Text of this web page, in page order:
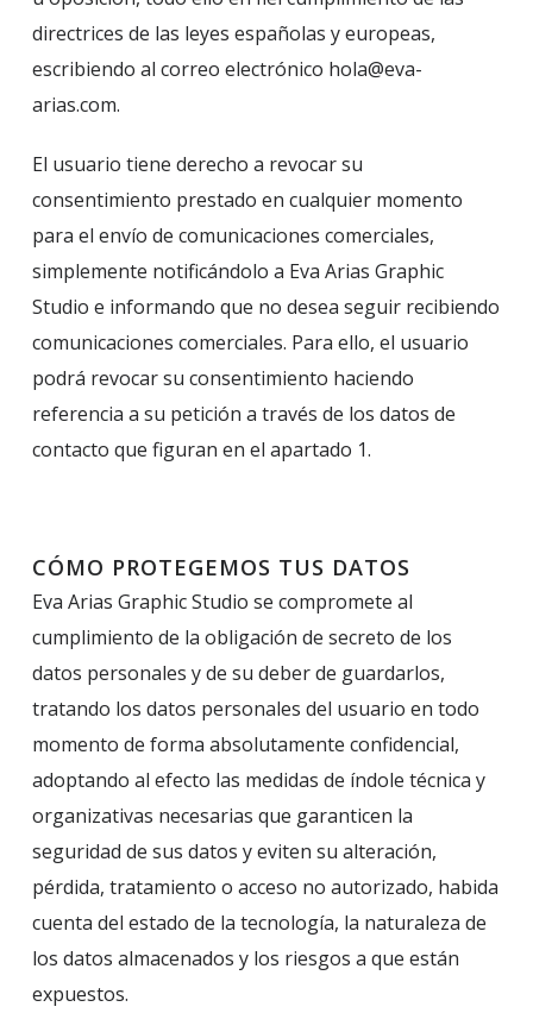
directrices de las leyes españolas y europeas,
escribiendo al correo electrónico hola@eva-
arias.com.
El usuario tiene derecho a revocar su
consentimiento prestado en cualquier momento
para el envío de comunicaciones comerciales,
simplemente notificándolo a Eva Arias Graphic
Studio e informando que no desea seguir recibiendo
comunicaciones comerciales. Para ello, el usuario
podrá revocar su consentimiento haciendo
referencia a su petición a través de los datos de
contacto que figuran en el apartado 1.
CÓMO PROTEGEMOS TUS DATOS
Eva Arias Graphic Studio se compromete al
cumplimiento de la obligación de secreto de los
datos personales y de su deber de guardarlos,
tratando los datos personales del usuario en todo
momento de forma absolutamente confidencial,
adoptando al efecto las medidas de índole técnica y
organizativas necesarias que garanticen la
seguridad de sus datos y eviten su alteración,
pérdida, tratamiento o acceso no autorizado, habida
cuenta del estado de la tecnología, la naturaleza de
los datos almacenados y los riesgos a que están
expuestos.